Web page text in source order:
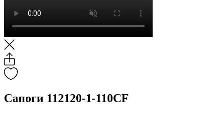
Сапоги 112120-1-110CF